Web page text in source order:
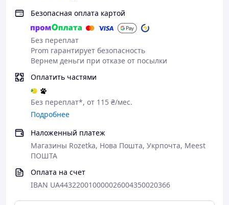
Безопасная оплата картой
Без переплат
Prom гарантирует безопасность
Вернем деньги при отказе от посылки
Оплатить частями
Без переплат*, от 115 ₴/мес.
Подробнее
Наложенный платеж
Магазины Rozetka, Нова Пошта, Укрпочта, Meest
ПОШТА
Оплата на счет
IBAN UA443220010000026004350020366